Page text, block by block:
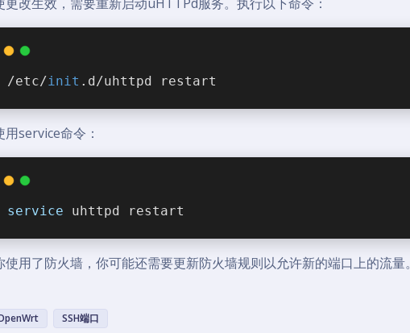
/etc/init .d/uhttpd restart
用service命令：
service uhttpd restart
使用了防火墙，你可能还需要更新防火墙规则以允许新的端口上的流量。
SSH端口